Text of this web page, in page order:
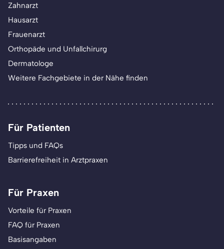
Zahnarzt
Hausarzt
Frauenarzt
Orthopäde und Unfallchirurg
Dermatologe
Weitere Fachgebiete in der Nähe finden
Für Patienten
Tipps und FAQs
Barrierefreiheit in Arztpraxen
Für Praxen
Vorteile für Praxen
FAQ für Praxen
Basisangaben